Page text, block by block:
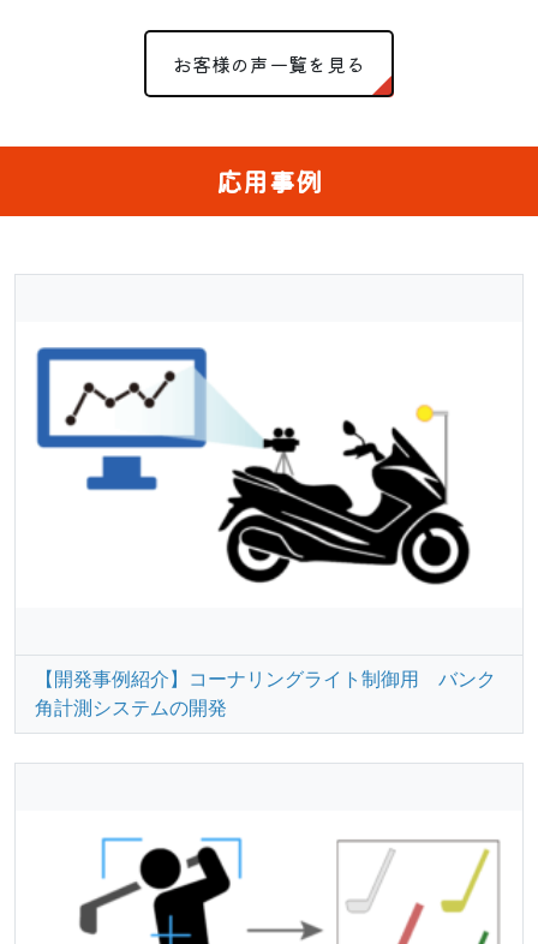
お客様の声一覧を見る
応用事例
【開発事例紹介】コーナリングライト制御用 バンク
角計測システムの開発